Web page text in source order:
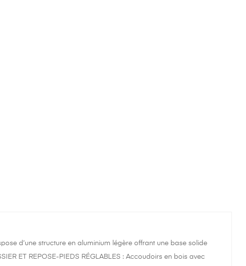
d’une structure en aluminium légère offrant une base solide
ET REPOSE-PIEDS RÉGLABLES : Accoudoirs en bois avec